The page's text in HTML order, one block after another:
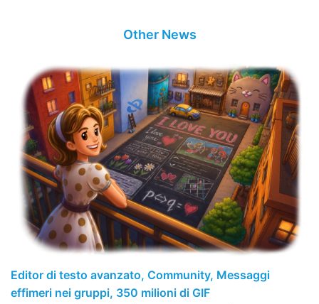
Other News
Editor di testo avanzato, Community, Messaggi
effimeri nei gruppi, 350 milioni di GIF